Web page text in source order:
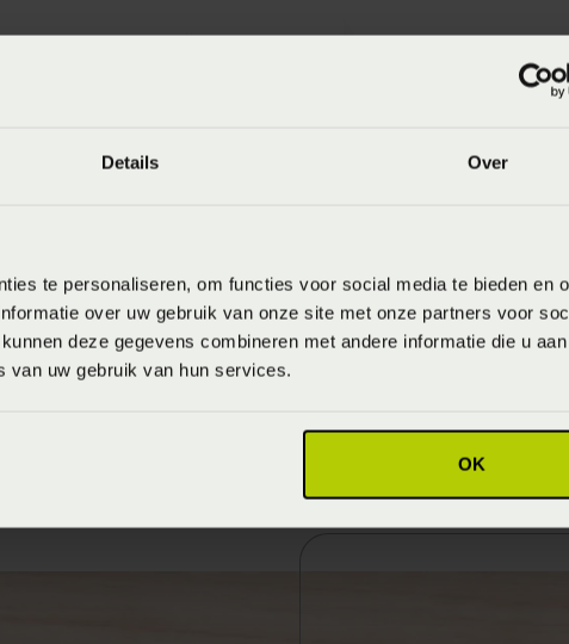
Details Over
te personaliseren, om functies voor social media te bieden en
over uw gebruik van onze site met onze partners voor
deze gegevens combineren met andere informatie die u
van uw gebruik van hun services.
OK
onderzoek
rugklachten